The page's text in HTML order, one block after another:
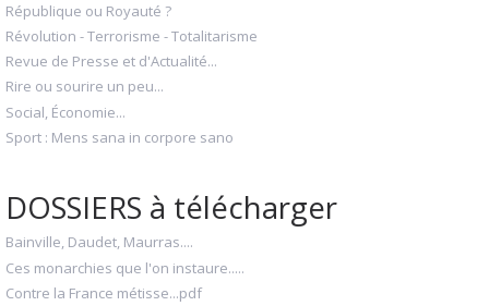
République ou Royauté ?
Révolution - Terrorisme - Totalitarisme
Revue de Presse et d'Actualité...
Rire ou sourire un peu...
Social, Économie...
Sport : Mens sana in corpore sano
DOSSIERS à télécharger
Bainville, Daudet, Maurras....
Ces monarchies que l'on instaure.....
Contre la France métisse...pdf